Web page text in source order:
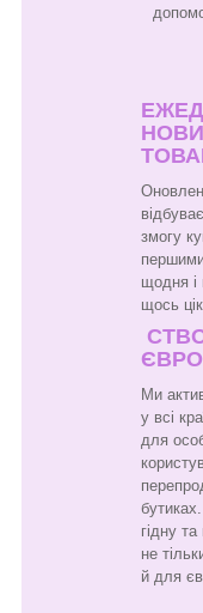
змогу
щодня і
щось
Ми
у всі
для
гідну
не
й для